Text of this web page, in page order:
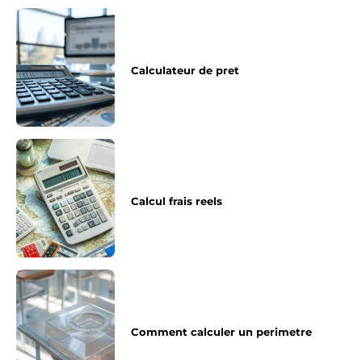
Calculateur de pret
Calcul frais reels
Comment calculer un perimetre